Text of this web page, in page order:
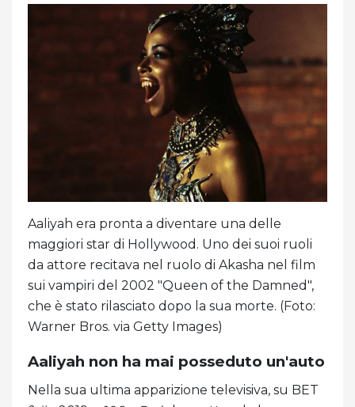
Aaliyah era pronta a diventare una delle
maggiori star di Hollywood. Uno dei suoi ruoli
da attore recitava nel ruolo di Akasha nel film
sui vampiri del 2002 "Queen of the Damned",
che è stato rilasciato dopo la sua morte. (Foto:
Warner Bros. via Getty Images)
Aaliyah non ha mai posseduto un'auto
Nella sua ultima apparizione televisiva, su BET